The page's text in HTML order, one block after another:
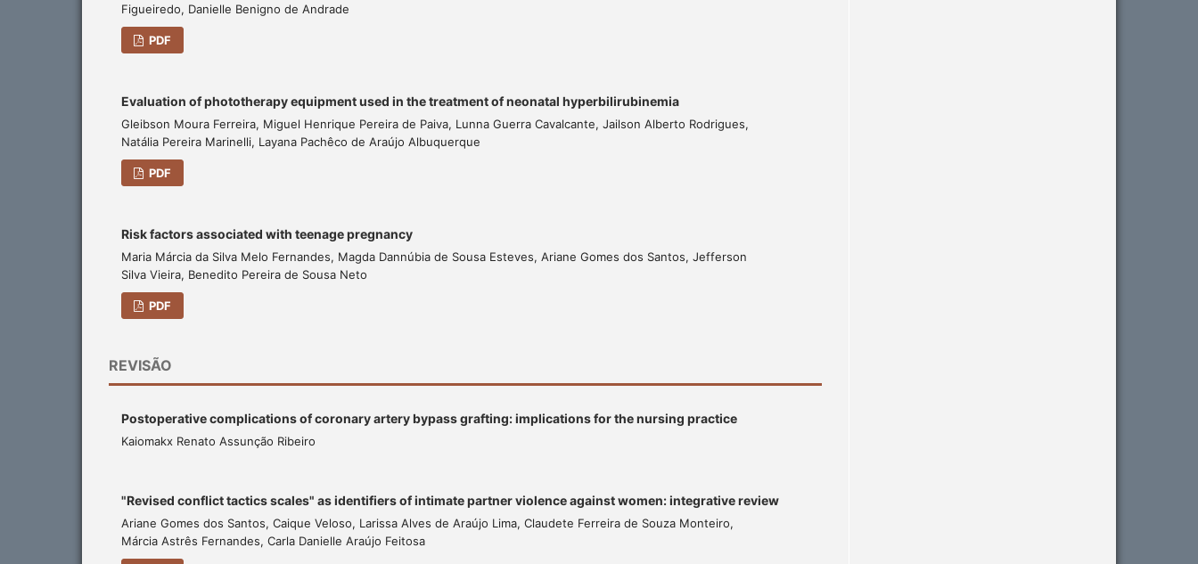
Figueiredo, Danielle Benigno de Andrade
PDF
Evaluation of phototherapy equipment used in the treatment of neonatal hyperbilirubinemia
Gleibson Moura Ferreira, Miguel Henrique Pereira de Paiva, Lunna Guerra Cavalcante, Jailson Alberto Rodrigues,
Natália Pereira Marinelli, Layana Pachêco de Araújo Albuquerque
PDF
Risk factors associated with teenage pregnancy
Maria Márcia da Silva Melo Fernandes, Magda Dannúbia de Sousa Esteves, Ariane Gomes dos Santos, Jefferson
Silva Vieira, Benedito Pereira de Sousa Neto
PDF
REVISÃO
Postoperative complications of coronary artery bypass grafting: implications for the nursing practice
Kaiomakx Renato Assunção Ribeiro
"Revised conflict tactics scales" as identifiers of intimate partner violence against women: integrative review
Ariane Gomes dos Santos, Caique Veloso, Larissa Alves de Araújo Lima, Claudete Ferreira de Souza Monteiro,
Márcia Astrês Fernandes, Carla Danielle Araújo Feitosa